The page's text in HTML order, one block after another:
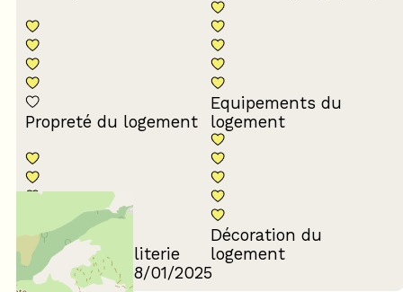
Propreté du logement
Equipements du
logement
Confort de la literie
Décoration du
logement
Avis écrit le 28/01/2025